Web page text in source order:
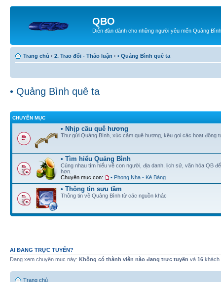
QBO
Diễn đàn dành cho những người yêu mến Quảng Bình
Trang chủ ‹ 2. Trao đổi - Thảo luận ‹ • Quảng Bình quê ta
• Quảng Bình quê ta
CHUYÊN MỤC
• Nhịp cầu quê hương
Thư gửi Quảng Bình, xúc cảm quê hương, kêu gọi các hoạt động
• Tìm hiểu Quảng Bình
Cùng nhau tìm hiểu về con người, địa danh, lịch sử, văn hóa QB
hơn.
Chuyên mục con:
• Phong Nha - Kẻ Bàng
• Thông tin sưu tầm
Thông tin về Quảng Bình từ các nguồn khác
AI ĐANG TRỰC TUYẾN?
Đang xem chuyên mục này: Không có thành viên nào đang trực tuyến và 16 khách
Trang chủ